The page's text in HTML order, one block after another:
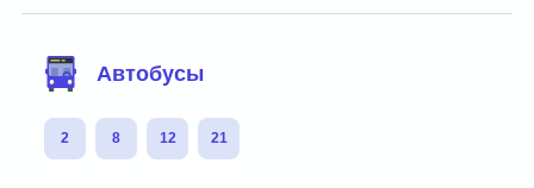
Автобусы
2 8 12 21